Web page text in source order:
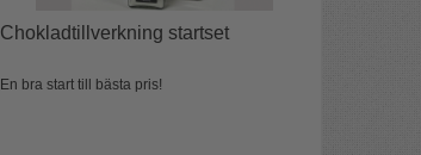
Chokladtillverkning startset
En bra start till bästa pris!